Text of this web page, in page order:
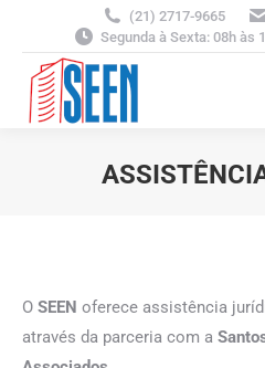
(21) 2717-9665
Segunda à Sexta: 08h às
O SEEN oferece assistência
através da parceria com a